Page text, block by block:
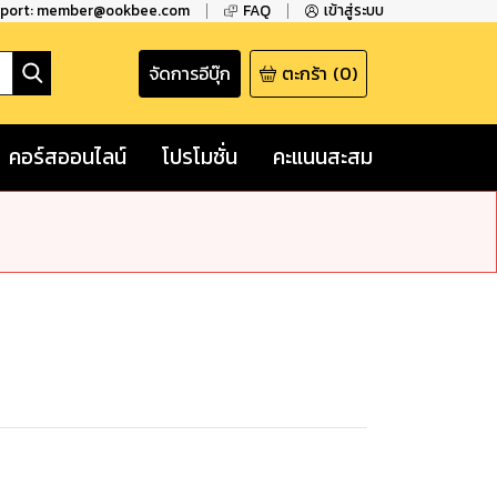
member@ookbee.com FAQ เข้าสู่ระบบ
จัดการอีบุ๊ก ตะกร้า (0)
คอร์สออนไลน์ โปรโมชั่น คะแนนสะสม